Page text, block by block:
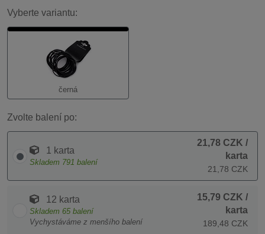
Vyberte variantu:
černá
Zvolte balení po:
1 karta
Skladem 791 balení
21,78 CZK /
karta
21,78 CZK
12 karta
Skladem 65 balení
Vychystáváme z menšího balení
15,79 CZK /
karta
189,48 CZK